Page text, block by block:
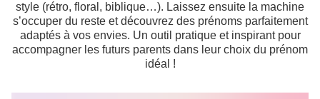
style (rétro, floral, biblique…). Laissez ensuite la machine
s’occuper du reste et découvrez des prénoms parfaitement
adaptés à vos envies. Un outil pratique et inspirant pour
accompagner les futurs parents dans leur choix du prénom
idéal !